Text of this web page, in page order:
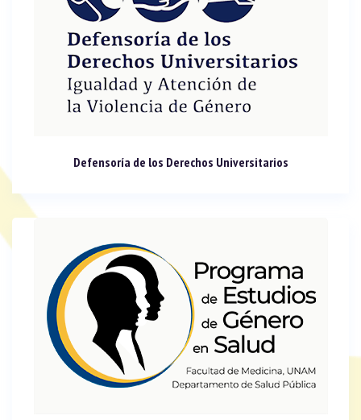
Defensoría de los Derechos Universitarios